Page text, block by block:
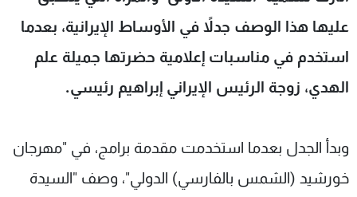
عليها هذا الوصف جدلاً في الأوساط الإيرانية، بعدما
استخدم في مناسبات إعلامية حضرتها جميلة علم
الهدي، زوجة الرئيس الإيراني إبراهيم رئيسي.
وبدأ الجدل بعدما استخدمت مقدمة برامج، في "مهرجان
خورشيد (الشمس بالفارسي) الدولي"، وصف "السيدة
شاهد البرامج
الترددات
عن MTV
وظائف
سياسة الخصوصية